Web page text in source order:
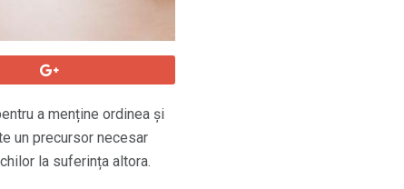
a menține ordinea și
un precursor necesar
la suferința altora.